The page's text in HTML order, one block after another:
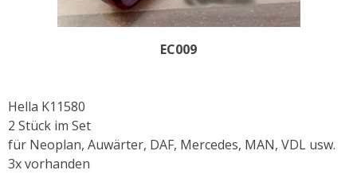
EC009
Hella K11580
2 Stück im Set
für Neoplan, Auwärter, DAF, Mercedes, MAN, VDL usw.
3x vorhanden